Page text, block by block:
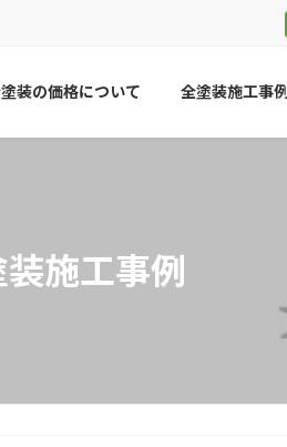
装の価格について 全塗装施工事例
施工事例